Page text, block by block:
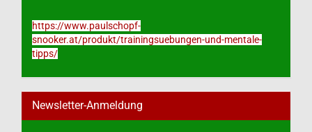
https://www.paulschopf-
snooker.at/produkt/trainingsuebungen-und-mentale-
tipps/
Newsletter-Anmeldung